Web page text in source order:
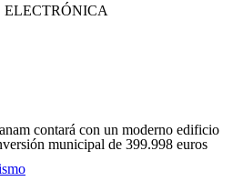
ELECTRÓNICA
contará con un moderno edificio
municipal de 399.998 euros